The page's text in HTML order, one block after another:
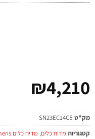
₪4,210
מק"ט SN23EC14CE
קטגוריות מדיח כלים, מדיח כלים Siemens